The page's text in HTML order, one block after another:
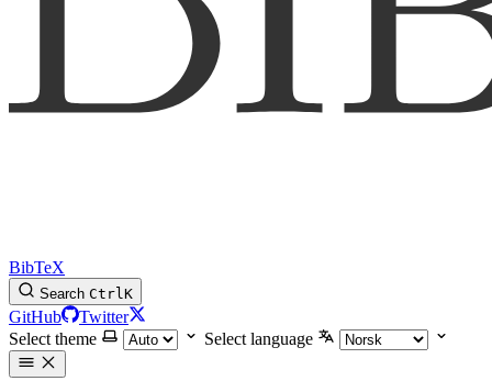
BibTeX
Search CtrlK
GitHub
Twitter
Select theme
Select language